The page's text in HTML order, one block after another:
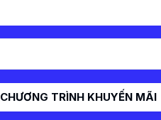
CHƯƠNG TRÌNH KHUYẾN MÃI